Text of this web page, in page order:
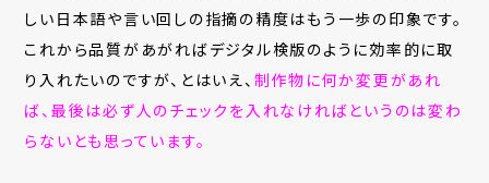
しい日本語や言い回しの指摘の精度はもう一歩の印象です。
これから品質があがればデジタル検版のように効率的に取
り入れたいのですが、とはいえ、 制作物に何か変更があれ
ば、最後は必ず人のチェックを入れなければというのは変わ
らないとも思っています。